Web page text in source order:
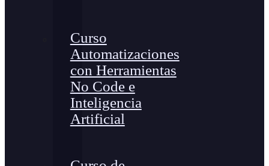
Curso
Automatizaciones
con Herramientas
No Code e
Inteligencia
Artificial